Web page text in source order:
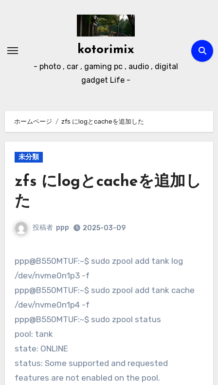
kotorimix
- photo , car , gaming pc , audio , digital
gadget Life -
ホームページ zfs にlogとcacheを追加した
未分類
zfs にlogとcacheを追加し
た
投稿者 ppp 2025-03-09
ppp@B550MTUF:~$ sudo zpool add tank log
/dev/nvme0n1p3 -f
ppp@B550MTUF:~$ sudo zpool add tank cache
/dev/nvme0n1p4 -f
ppp@B550MTUF:~$ sudo zpool status
pool: tank
state: ONLINE
status: Some supported and requested
features are not enabled on the pool.